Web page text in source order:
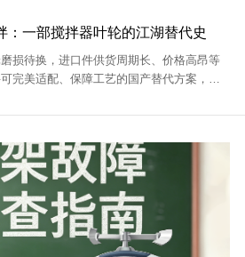
：一部搅拌器叶轮的江湖替代史
损待换，进口件供货周期长、价格高昂等
完美适配、保障工艺的国产替代方案，长